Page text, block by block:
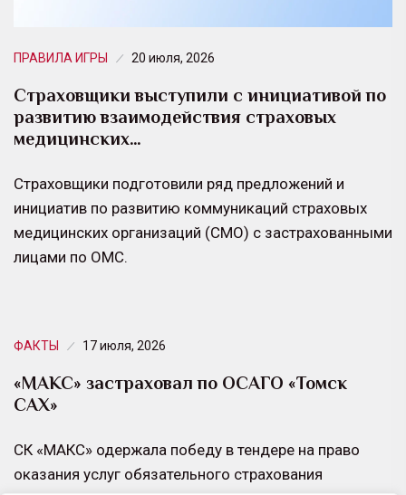
ПРАВИЛА ИГРЫ 20 июля, 2026
Страховщики выступили с инициативой по
развитию взаимодействия страховых
медицинских…
Страховщики подготовили ряд предложений и
инициатив по развитию коммуникаций страховых
медицинских организаций (СМО) с застрахованными
лицами по ОМС.
ФАКТЫ 17 июля, 2026
«МАКС» застраховал по ОСАГО «Томск
САХ»
СК «МАКС» одержала победу в тендере на право
оказания услуг обязательного страхования